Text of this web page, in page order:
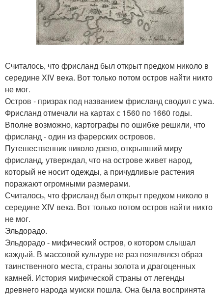
Считалось, что фрисланд был открыт предком николо в
середине XIV века. Вот только потом остров найти никто
не мог.
Остров - призрак под названием фрисланд сводил с ума.
Фрисланд отмечали на картах с 1560 по 1660 годы.
Вполне возможно, картографы по ошибке решили, что
фрисланд - один из фарерских островов.
Путешественник николо дзено, открывший миру
фрисланд, утверждал, что на острове живет народ,
который не носит одежды, а причудливые растения
поражают огромными размерами.
Считалось, что фрисланд был открыт предком николо в
середине XIV века. Вот только потом остров найти никто
не мог.
Эльдорадо.
Эльдорадо - мифический остров, о котором слышал
каждый. В массовой культуре не раз появлялся образ
таинственного места, страны золота и драгоценных
камней. История мифической страны от легенды
древнего народа муиски пошла. Она была воспринята